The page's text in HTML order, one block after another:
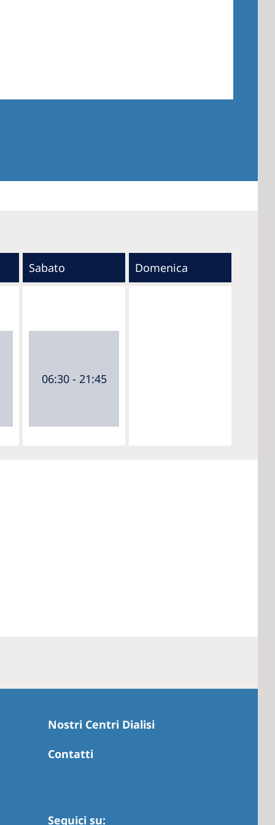
Sabato Domenica
06:30 - 21:45
Nostri Centri Dialisi
Contatti
Seguici su: